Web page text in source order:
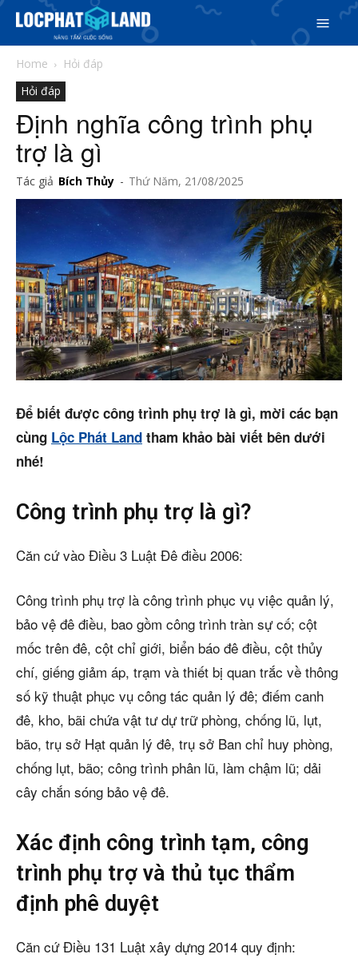
Search
5/5 (11 Reviews)
Phiên bản cập nhật V3
& tìm kiếm nhanh chóng hơn
Trang chủ
Dự án
Mua bán
Cho thuê
Thị trường
Liên hệ
5/5(11 Reviews)
Home
Hỏi đáp
Hỏi đáp
Định nghĩa công trình phụ
trợ là gì
Tác giả Bích Thủy - Thứ Năm, 21/08/2025
Để biết được công trình phụ trợ là gì, mời các bạn
cùng Lộc Phát Land tham khảo bài viết bên dưới
nhé!
Công trình phụ trợ là gì?
Căn cứ vào Điều 3 Luật Đê điều 2006:
Công trình phụ trợ là công trình phục vụ việc quản lý,
bảo vệ đê điều, bao gồm công trình tràn sự cố; cột
mốc trên đê, cột chỉ giới, biển báo đê điều, cột thủy
chí, giếng giảm áp, trạm và thiết bị quan trắc về thông
số kỹ thuật phục vụ công tác quản lý đê; điếm canh
đê, kho, bãi chứa vật tư dự trữ phòng, chống lũ, lụt,
bão, trụ sở Hạt quản lý đê, trụ sở Ban chỉ huy phòng,
chống lụt, bão; công trình phân lũ, làm chậm lũ; dải
cây chắn sóng bảo vệ đê.
Xác định công trình tạm, công
trình phụ trợ và thủ tục thẩm
định phê duyệt
Căn cứ Điều 131 Luật xây dựng 2014 quy định: